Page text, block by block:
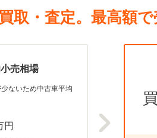
取・査定。最高額
売相場
ないため中古車平均
円